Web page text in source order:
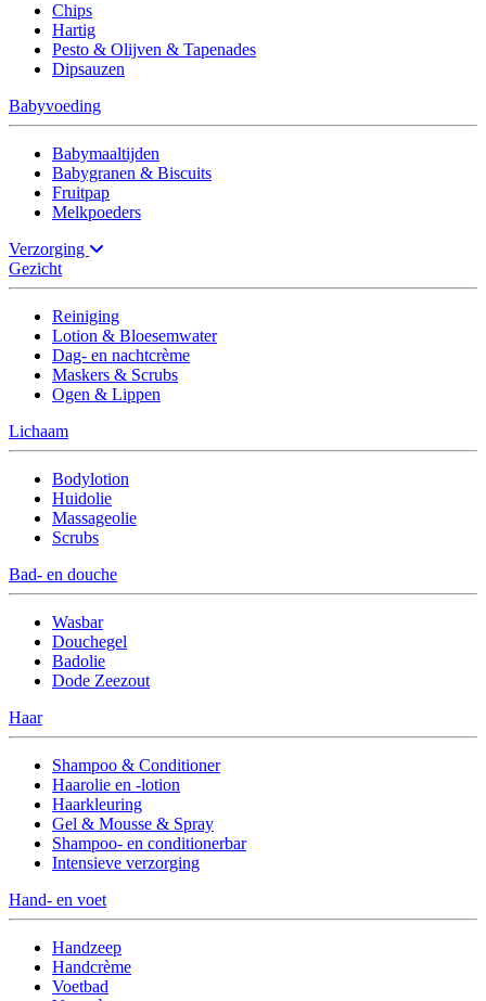
Chips
Hartig
Pesto & Olijven & Tapenades
Dipsauzen
Babyvoeding
Babymaaltijden
Babygranen & Biscuits
Fruitpap
Melkpoeders
Verzorging
Gezicht
Reiniging
Lotion & Bloesemwater
Dag- en nachtcrème
Maskers & Scrubs
Ogen & Lippen
Lichaam
Bodylotion
Huidolie
Massageolie
Scrubs
Bad- en douche
Wasbar
Douchegel
Badolie
Dode Zeezout
Haar
Shampoo & Conditioner
Haarolie en -lotion
Haarkleuring
Gel & Mousse & Spray
Shampoo- en conditionerbar
Intensieve verzorging
Hand- en voet
Handzeep
Handcrème
Voetbad